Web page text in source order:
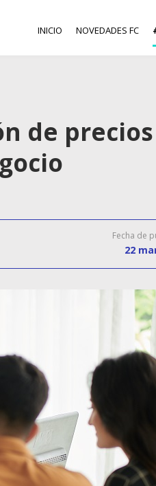
INICIO NOVEDADES FC
de
Fecha de
22